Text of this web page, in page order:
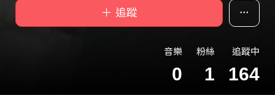
＋ 追蹤
音樂
0
粉絲
1
追蹤中
164